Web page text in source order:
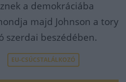
a demokráciába
majd Johnson a tory
szerdai beszédében.
EU-CSÚCSTALÁLKOZÓ